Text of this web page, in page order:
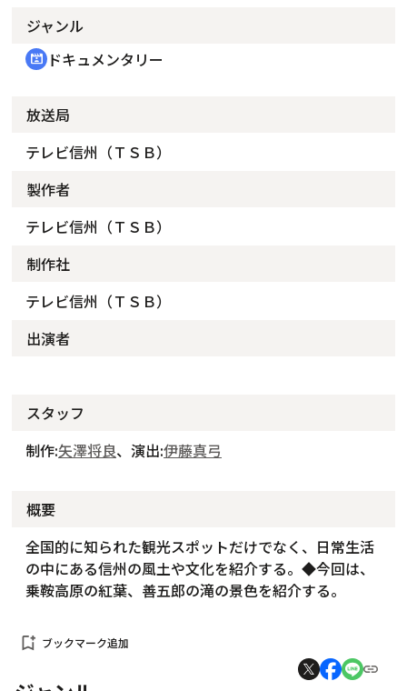
ジャンル
cinematic_blur ドキュメンタリー
放送局
テレビ信州（ＴＳＢ）
製作者
テレビ信州（ＴＳＢ）
制作社
テレビ信州（ＴＳＢ）
出演者
スタッフ
制作:矢澤将良、演出:伊藤真弓
概要
全国的に知られた観光スポットだけでなく、日常生活
の中にある信州の風土や文化を紹介する。◆今回は、
乗鞍高原の紅葉、善五郎の滝の景色を紹介する。
bookmark_add ブックマーク追加